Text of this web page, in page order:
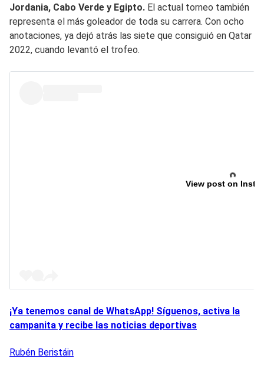
Jordania, Cabo Verde y Egipto. El actual torneo también
representa el más goleador de toda su carrera. Con ocho
anotaciones, ya dejó atrás las siete que consiguió en Qatar
2022, cuando levantó el trofeo.
View post on
¡Ya tenemos canal de WhatsApp! Síguenos, activa la
campanita y recibe las noticias deportivas
Rubén Beristáin